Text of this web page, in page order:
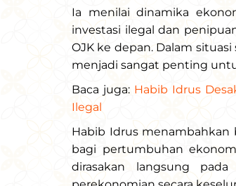
Ia menilai dinamika
investasi ilegal dan
OJK ke depan. Dalam
menjadi sangat penting
Baca juga: Habib Idrus
Ilegal
Habib Idrus menambahkan
bagi pertumbuhan
dirasakan langsung